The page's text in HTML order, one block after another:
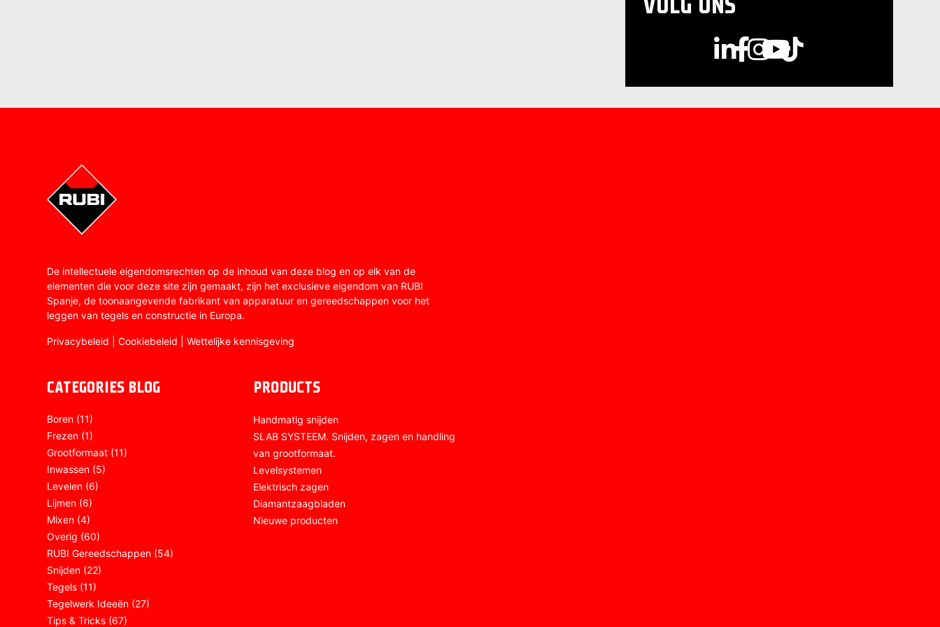
De intellectuele eigendomsrechten op de inhoud van deze blog en op elk van de
elementen die voor deze site zijn gemaakt, zijn het exclusieve eigendom van RUBI
Spanje, de toonaangevende fabrikant van apparatuur en gereedschappen voor het
leggen van tegels en constructie in Europa.
Privacybeleid Cookiebeleid Wettelijke kennisgeving
CATEGORIES BLOG
Boren (11)
Frezen (1)
Grootformaat (11)
Inwassen (5)
Levelen (6)
Lijmen (6)
Mixen (4)
Overig (60)
RUBI Gereedschappen (54)
Snijden (22)
Tegels (11)
Tegelwerk Ideeën (27)
Tips & Tricks (67)
PRODUCTS
Handmatig snijden
SLAB SYSTEEM. Snijden, zagen en handling
van grootformaat.
Levelsystemen
Elektrisch zagen
Diamantzaagbladen
Nieuwe producten